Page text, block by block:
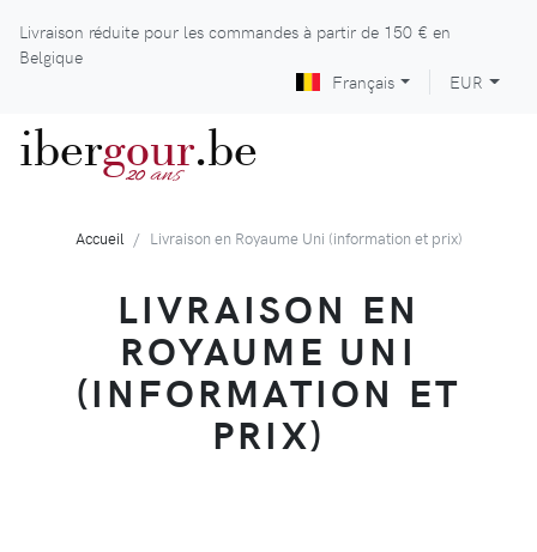
Livraison réduite pour les commandes à partir de 150 € en
Belgique
Français
EUR
ibergour
20 ans .be
Accueil Livraison en Royaume Uni (information et prix)
LIVRAISON EN
ROYAUME UNI
(INFORMATION ET
PRIX)